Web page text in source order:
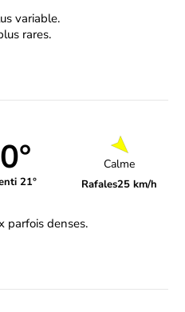
variable.
rares.
21°
Calme
Rafales25 km/h
parfois denses.